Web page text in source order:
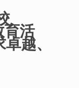
育活
越、